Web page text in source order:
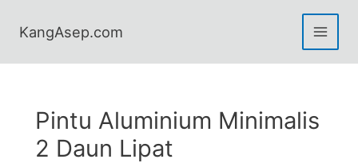
KangAsep.com
Pintu Aluminium Minimalis
2 Daun Lipat